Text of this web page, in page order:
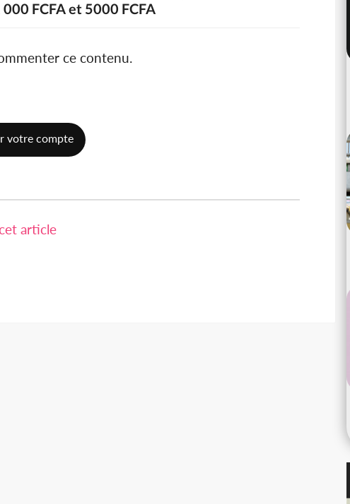
FCFA et 5000 FCFA
ce contenu.
votre compte
article